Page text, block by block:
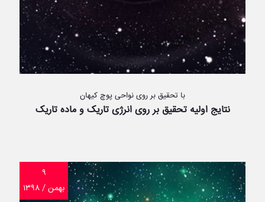
با تحقیق بر روی نواحی پوچ کیهان
نتایج اولیه تحقیق بر روی انرژی تاریک و ماده تاریک
۹
بهمن / ۱۳۹۸